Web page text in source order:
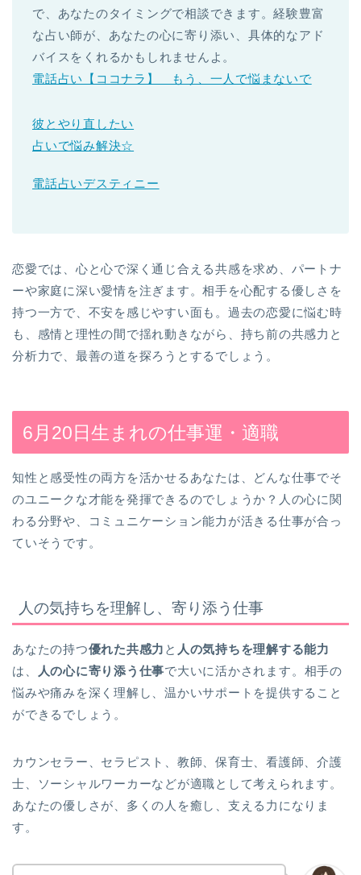
で、あなたのタイミングで相談できます。経験豊富
な占い師が、あなたの心に寄り添い、具体的なアド
バイスをくれるかもしれませんよ。
電話占い【ココナラ】 もう、一人で悩まないで
彼とやり直したい
占いで悩み解決☆
電話占いデスティニー
恋愛では、心と心で深く通じ合える共感を求め、パートナ
ーや家庭に深い愛情を注ぎます。相手を心配する優しさを
持つ一方で、不安を感じやすい面も。過去の恋愛に悩む時
も、感情と理性の間で揺れ動きながら、持ち前の共感力と
分析力で、最善の道を探ろうとするでしょう。
6月20日生まれの仕事運・適職
知性と感受性の両方を活かせるあなたは、どんな仕事でそ
のユニークな才能を発揮できるのでしょうか？人の心に関
わる分野や、コミュニケーション能力が活きる仕事が合っ
ていそうです。
人の気持ちを理解し、寄り添う仕事
あなたの持つ優れた共感力 と 人の気持ちを理解する能力
は、
人の心に寄り添う仕事で大いに活かされます。相手の
悩みや痛みを深く理解し、温かいサポートを提供すること
ができるでしょう。
カウンセラー、セラピスト、教師、保育士、看護師、介護
士、ソーシャルワーカーなどが適職として考えられます。
あなたの優しさが、多くの人を癒し、支える力になりま
す。